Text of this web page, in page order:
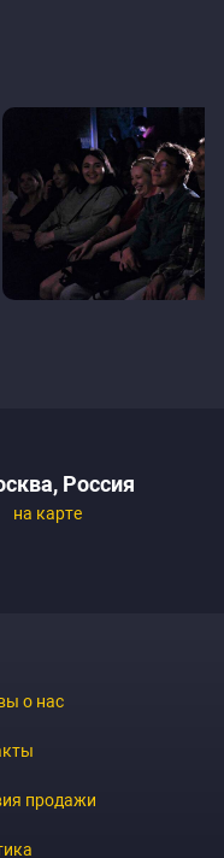
Россия
на карте
о нас
продажи